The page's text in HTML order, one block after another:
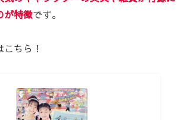
が特徴です。
ちら！